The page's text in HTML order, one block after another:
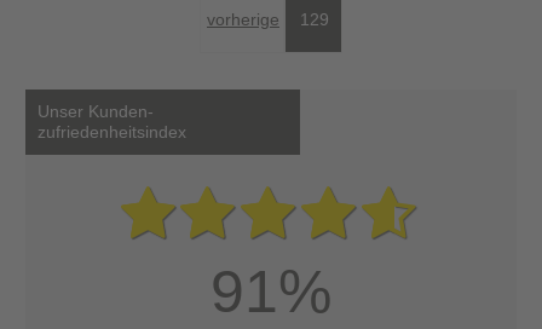
vorherige 129
Unser Kunden-
zufriedenheitsindex
91%